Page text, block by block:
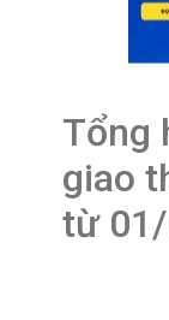
Tổng
giao
từ